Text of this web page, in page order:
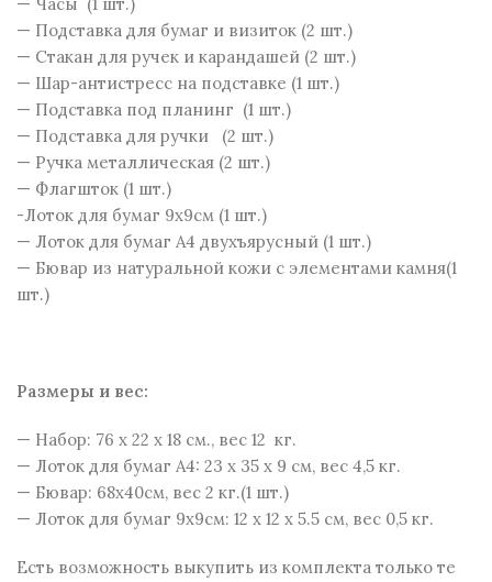
— Подставка для бумаг и визиток (2 шт.)
— Стакан для ручек и карандашей (2 шт.)
— Шар-антистресс на подставке (1 шт.)
— Подставка под планинг (1 шт.)
— Подставка для ручки (2 шт.)
— Ручка металлическая (2 шт.)
— Флагшток (1 шт.)
-Лоток для бумаг 9х9см (1 шт.)
— Лоток для бумаг А4 двухъярусный (1 шт.)
— Бювар из натуральной кожи с элементами камня(1
шт.)
Размеры и веc:
— Набор: 76 x 22 x 18 см., вес 12 кг.
— Лоток для бумаг А4: 23 х 35 х 9 см, вес 4,5 кг.
— Бювар: 68х40см, вес 2 кг.(1 шт.)
— Лоток для бумаг 9х9см: 12 х 12 х 5.5 см, вес 0,5 кг.
Есть возможность выкупить из комплекта только те